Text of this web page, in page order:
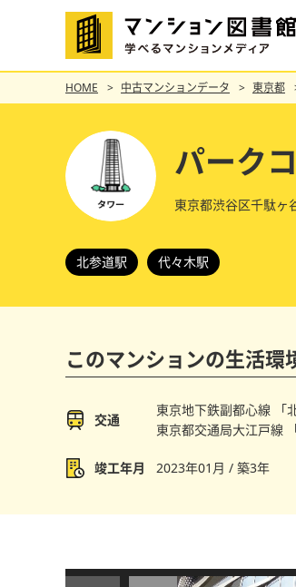
HOME 中古マンションデータ 東京都
パーク
東京都渋谷区千駄ヶ
北参道駅 代々木駅
このマンションの生活環
交通
東京地下鉄副都心線 「
東京都交通局大江戸線
竣工年月 2023年01月 / 築3年